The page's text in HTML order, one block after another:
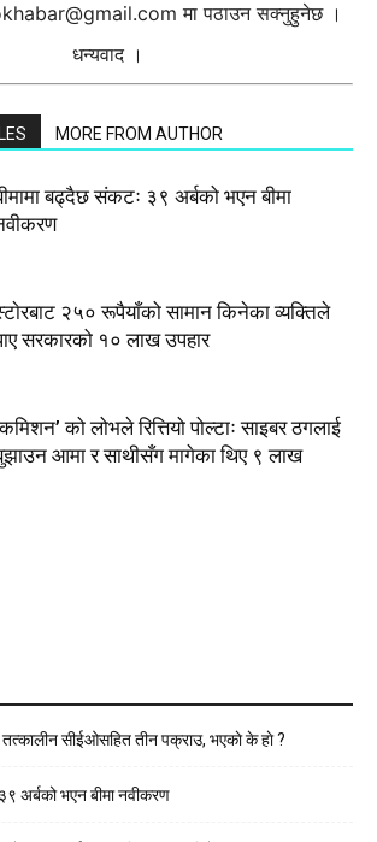
मा पठाउन सक्नुहुनेछ ।
धन्यवाद ।
MORE FROM AUTHOR
बढ्दैछ संकटः ३९ अर्बको भएन बीमा
२५० रूपैयाँको सामान किनेका व्यक्तिले
सरकारको १० लाख उपहार
को लोभले रित्तियो पोल्टाः साइबर ठगलाई
आमा र साथीसँग मागेका थिए ९ लाख
तत्कालीन सीईओसहित तीन पक्राउ, भएकाे के हाे ?
अर्बको भएन बीमा नवीकरण